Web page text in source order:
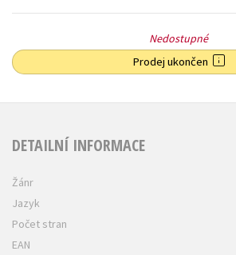
Nedostupné
Prodej ukončen
DETAILNÍ INFORMACE
Žánr
Jazyk
Počet stran
EAN